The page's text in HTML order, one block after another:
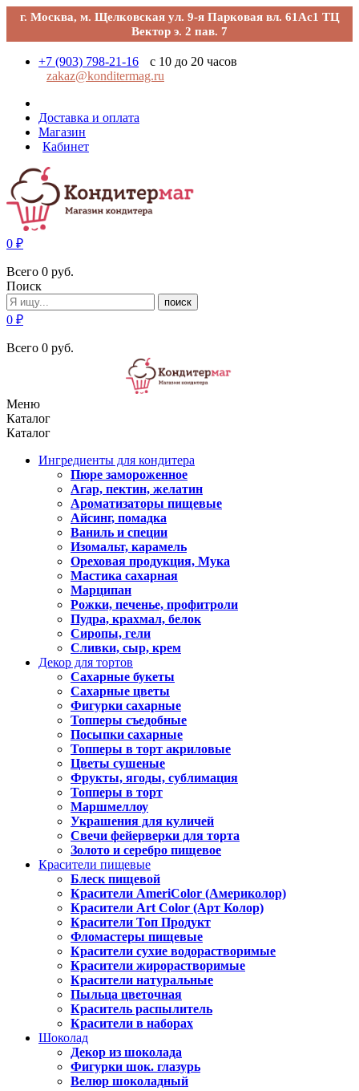
г. Москва, м. Щелковская ул. 9-я Парковая вл. 61Ас1 ТЦ
Вектор э. 2 пав. 7
+7 (903) 798-21-16
с 10 до 20 часов
zakaz@konditermag.ru
Доставка и оплата
Магазин
Кабинет
0 ₽
Всего 0 руб.
Поиск
поиск
0 ₽
Всего 0 руб.
Меню
Каталог
Каталог
Ингредиенты для кондитера
Пюре замороженное
Агар, пектин, желатин
Ароматизаторы пищевые
Айсинг, помадка
Ваниль и специи
Изомальт, карамель
Ореховая продукция, Мука
Мастика сахарная
Марципан
Рожки, печенье, профитроли
Пудра, крахмал, белок
Сиропы, гели
Сливки, сыр, крем
Декор для тортов
Сахарные букеты
Сахарные цветы
Фигурки сахарные
Топперы съедобные
Посыпки сахарные
Топперы в торт акриловые
Цветы сушеные
Фрукты, ягоды, сублимация
Топперы в торт
Маршмеллоу
Украшения для куличей
Свечи фейерверки для торта
Золото и серебро пищевое
Красители пищевые
Блеск пищевой
Красители AmeriColor (Америколор)
Красители Art Color (Арт Колор)
Красители Топ Продукт
Фломастеры пищевые
Красители сухие водорастворимые
Красители жирорастворимые
Красители натуральные
Пыльца цветочная
Краситель распылитель
Красители в наборах
Шоколад
Декор из шоколада
Фигурки шок. глазурь
Велюр шоколадный